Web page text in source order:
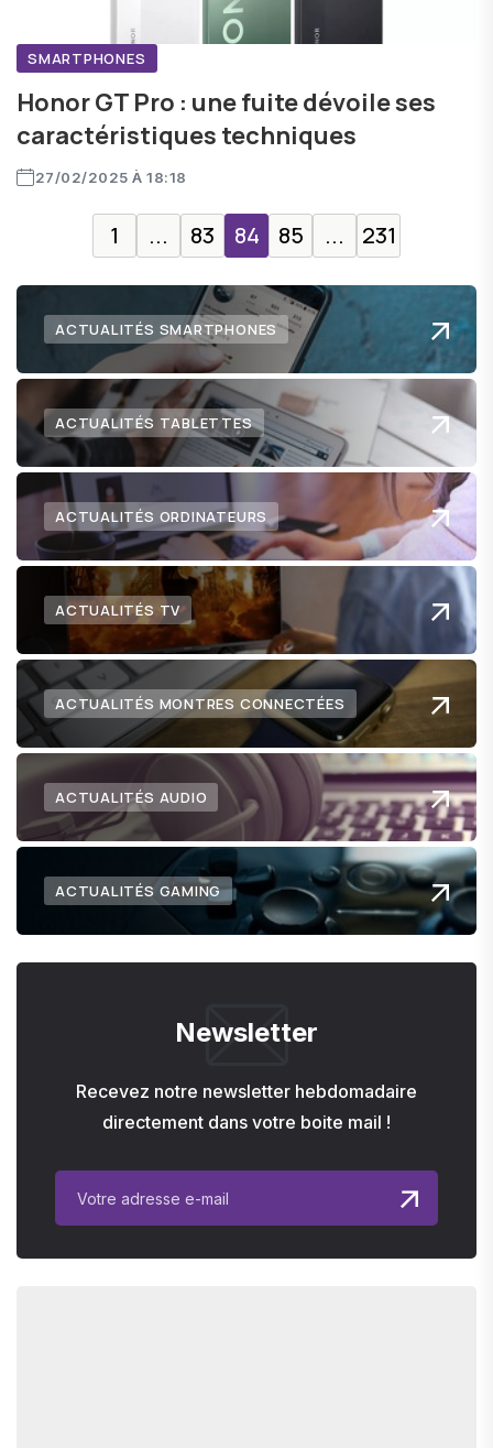
SMARTPHONES
Honor GT Pro : une fuite dévoile ses
caractéristiques techniques
27/02/2025 À 18:18
1 ... 83 84 85 ... 231
ACTUALITÉS SMARTPHONES
ACTUALITÉS TABLETTES
ACTUALITÉS ORDINATEURS
ACTUALITÉS TV
ACTUALITÉS MONTRES CONNECTÉES
ACTUALITÉS AUDIO
ACTUALITÉS GAMING
Newsletter
Recevez notre newsletter hebdomadaire
directement dans votre boite mail !